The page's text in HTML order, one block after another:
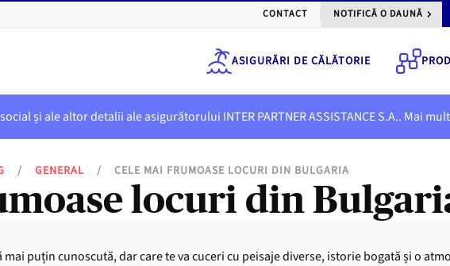
CONTACT NOTIFICĂ O DAUNĂ
ASIGURĂRI DE CĂLĂTORIE
și ale altor detalii ale asigurătorului INTER PARTNER ASSISTANCE S.A.. Mai
/ GENERAL / CELE MAI FRUMOASE LOCURI DIN BULGARIA
locuri din
puțin cunoscută, dar care te va cuceri cu peisaje diverse, istorie bogată și o